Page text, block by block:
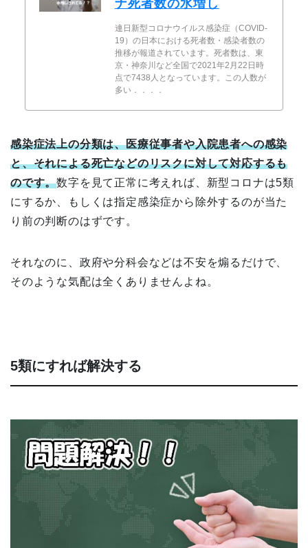
ナ死者数の水増し
連日新型コロナウイルス感染症（COVID-
19）の日本における死者数・感染者数の
推移が報道されています。死者数は、東
京・神奈川など全国で2021年2月22日時
点で7438人となっています。この人数が
多い．．．．
感染症法上の分類は、医療従事者や入院患者への感染
と、それによる死亡などのリスクに対して対応するも
のです。数字を見て正常に考えれば、新型コロナは5類
にするか、もしくは指定感染症から除外するのが当た
り前の判断のはずです。
それなのに、政府や分科会などは不安を煽るだけで、
そのような気配は全くありませんよね。
5類にすれば解決する